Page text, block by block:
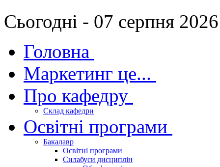
Сьогодні - 07 серпня
Головна
Маркетинг це...
Про кафедру
Склад кафедри
Освітні програми
Бакалавр
Освітні програми
Силабуси дисциплін